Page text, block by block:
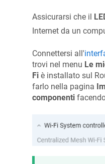
Assicurarsi che il
Internet da un
Connettersi all'
trovi nel menu Le
Fiè installato sul
farlo nella pagina
componenti